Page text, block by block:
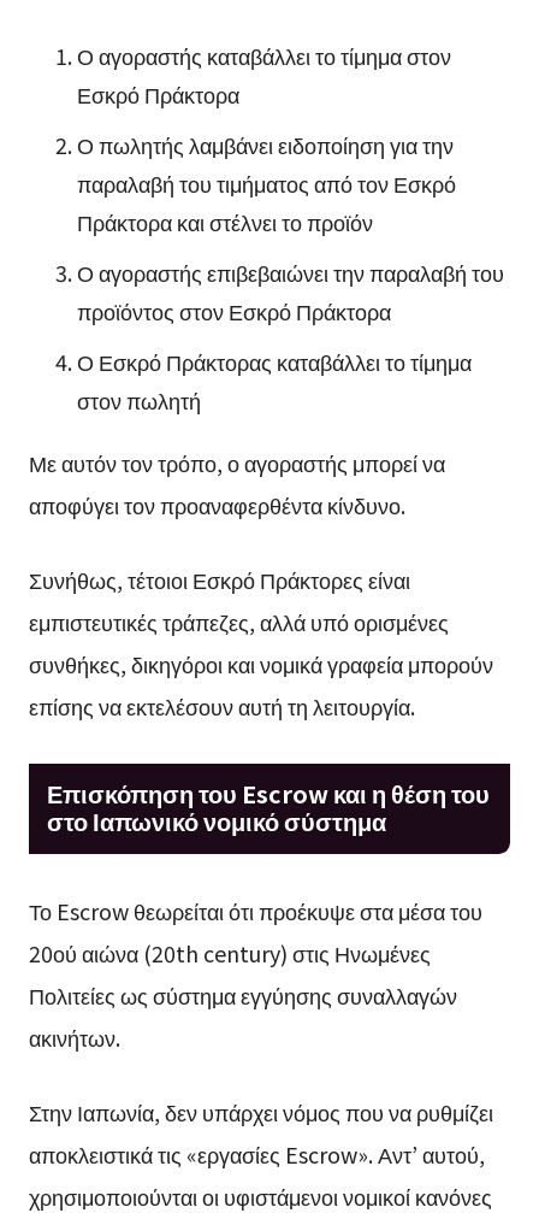
Ο αγοραστής καταβάλλει το τίμημα στον
Εσκρό Πράκτορα
Ο πωλητής λαμβάνει ειδοποίηση για την
παραλαβή του τιμήματος από τον Εσκρό
Πράκτορα και στέλνει το προϊόν
Ο αγοραστής επιβεβαιώνει την παραλαβή του
προϊόντος στον Εσκρό Πράκτορα
Ο Εσκρό Πράκτορας καταβάλλει το τίμημα
στον πωλητή
Με αυτόν τον τρόπο, ο αγοραστής μπορεί να
αποφύγει τον προαναφερθέντα κίνδυνο.
Συνήθως, τέτοιοι Εσκρό Πράκτορες είναι
εμπιστευτικές τράπεζες, αλλά υπό ορισμένες
συνθήκες, δικηγόροι και νομικά γραφεία μπορούν
επίσης να εκτελέσουν αυτή τη λειτουργία.
Επισκόπηση του Escrow και η θέση του
στο Ιαπωνικό νομικό σύστημα
Το Escrow θεωρείται ότι προέκυψε στα μέσα του
20ού αιώνα (20th century) στις Ηνωμένες
Πολιτείες ως σύστημα εγγύησης συναλλαγών
ακινήτων.
Στην Ιαπωνία, δεν υπάρχει νόμος που να ρυθμίζει
αποκλειστικά τις «εργασίες Escrow». Αντ’ αυτού,
χρησιμοποιούνται οι υφιστάμενοι νομικοί κανόνες